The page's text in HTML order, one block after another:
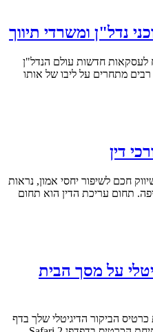
נדל"ן ומשרדי תיווך
לעסקאות חדשות עולם הנדל"ן
מתחרים על ליבו של אותו
דין
חכם לשיפור יחסי אמון, נראות
תחום עריכת הדין הוא תחום
על מסך הבית
הביקור הדיגיטלי שלך בדף